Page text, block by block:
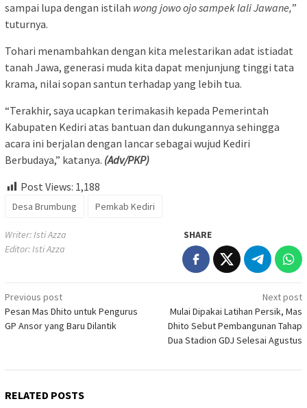
sampai lupa dengan istilah wong jowo ojo sampek lali Jawane,”
tuturnya.
Tohari menambahkan dengan kita melestarikan adat istiadat
tanah Jawa, generasi muda kita dapat menjunjung tinggi tata
krama, nilai sopan santun terhadap yang lebih tua.
“Terakhir, saya ucapkan terimakasih kepada Pemerintah
Kabupaten Kediri atas bantuan dan dukungannya sehingga
acara ini berjalan dengan lancar sebagai wujud Kediri
Berbudaya,” katanya. (Adv/PKP)
Post Views: 1,188
Desa Brumbung Pemkab Kediri
Writer: Isti Azza
Editor: Isti Azza
SHARE
Post
navigation
Previous post
Pesan Mas Dhito untuk Pengurus
GP Ansor yang Baru Dilantik
Next post
Mulai Dipakai Latihan Persik, Mas
Dhito Sebut Pembangunan Tahap
Dua Stadion GDJ Selesai Agustus
RELATED POSTS